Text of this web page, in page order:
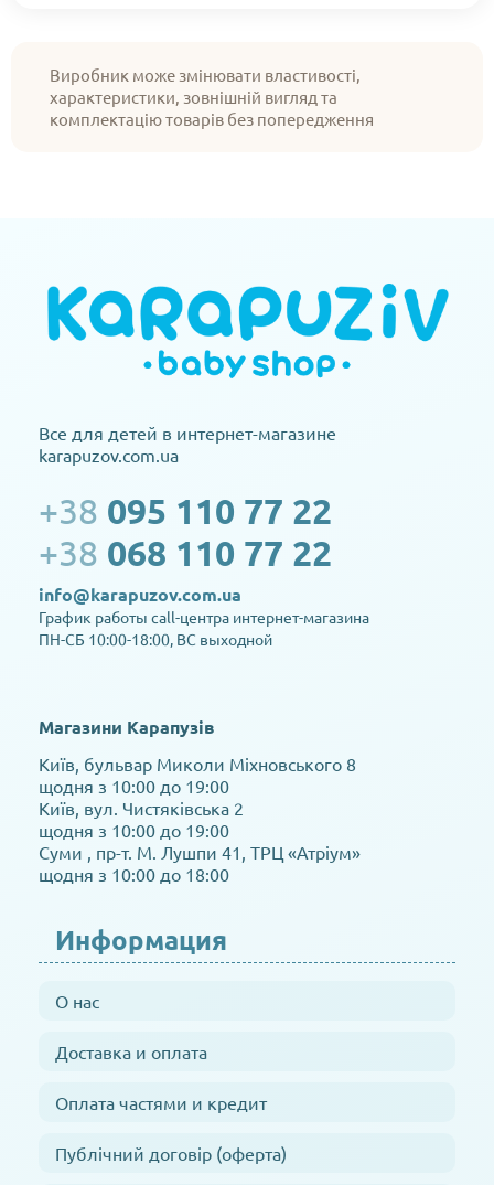
Виробник може змінювати властивості,
характеристики, зовнішній вигляд та
комплектацію товарів без попередження
Все для детей в интернет-магазине
karapuzov.com.ua
+38 095 110 77 22
+38 068 110 77 22
info@karapuzov.com.ua
График работы call-центра интернет-магазина
ПН-СБ 10:00-18:00, ВС выходной
Магазини Карапузів
Київ, бульвар Миколи Міхновського 8
щодня з 10:00 до 19:00
Київ, вул. Чистяківська 2
щодня з 10:00 до 19:00
Суми , пр-т. М. Лушпи 41, ТРЦ «Атріум»
щодня з 10:00 до 18:00
Информация
О нас
Доставка и оплата
Оплата частями и кредит
Публічний договір (оферта)